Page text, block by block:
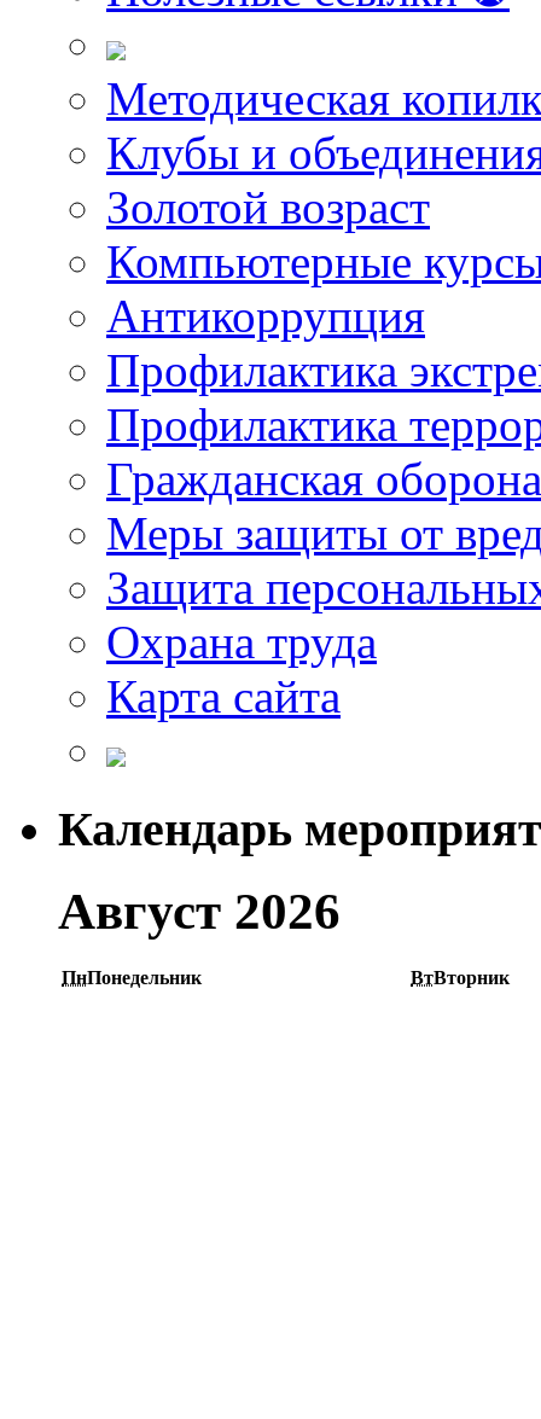
Методическая
Клубы и
Золотой возраст
Компьютерные
Антикоррупция
Профилактика
Профилактика
Гражданская оборона
Меры защиты от
Защита
Охрана труда
Карта сайта
Календарь
Август 2026
ПнПонедельник ВтВторник